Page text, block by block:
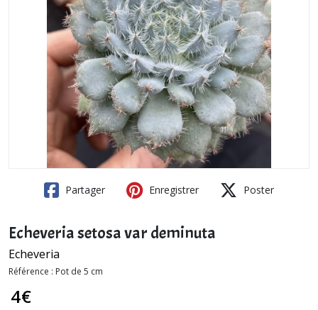
Partager Enregistrer Poster
Echeveria setosa var deminuta
Echeveria
Référence : Pot de 5 cm
4€